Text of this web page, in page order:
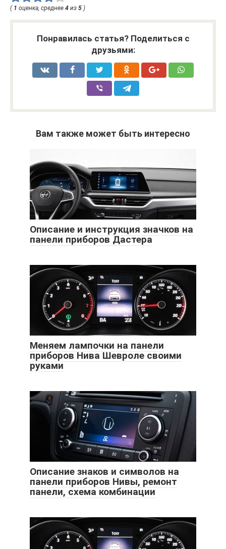
( 1 оценка, среднее 4 из 5 )
Понравилась статья? Поделиться с
друзьями:
Вам также может быть интересно
Описание и инструкция значков на
панели приборов Дастера
Меняем лампочки на панели
приборов Нива Шевроле своими
руками
Описание знаков и символов на
панели приборов Нивы, ремонт
панели, схема комбинации